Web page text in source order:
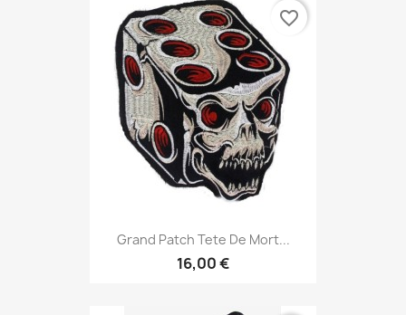
Grand Patch Tete De Mort...
16,00 €
favorite_border